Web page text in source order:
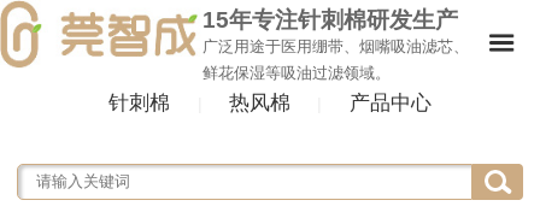
15年专注针刺棉研发生产
广泛用途于医用绷带、烟嘴吸油滤芯、
鲜花保湿等吸油过滤领域。
针刺棉 热风棉 产品中心